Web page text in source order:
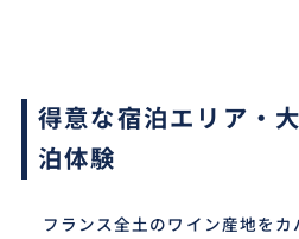
得意な宿泊エリア・
泊体験
フランス全土のワイン産地を